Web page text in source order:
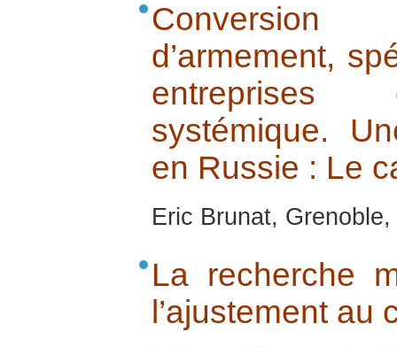
d’armement,
entreprises
systémique.
en Russie : Le
Eric Brunat,
La recherche
l’ajustement au